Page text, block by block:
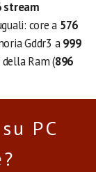
stream
core a 576
Gddr3 a999
Ram (896
PC